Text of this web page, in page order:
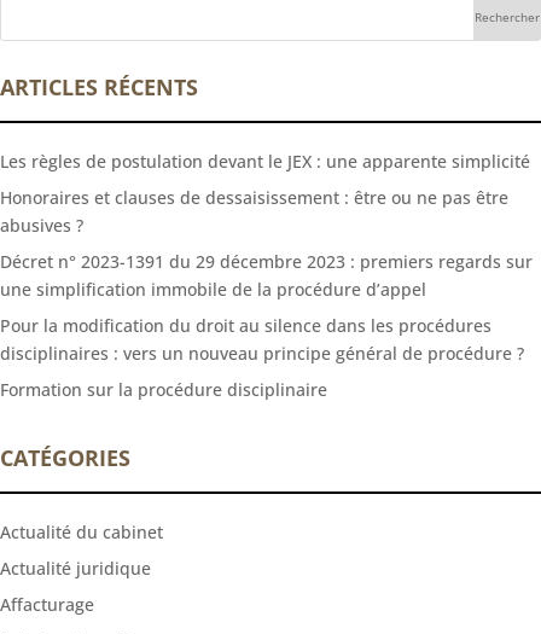
ARTICLES RÉCENTS
Les règles de postulation devant le JEX : une apparente simplicité
Honoraires et clauses de dessaisissement : être ou ne pas être
abusives ?
Décret n° 2023-1391 du 29 décembre 2023 : premiers regards sur
une simplification immobile de la procédure d’appel
Pour la modification du droit au silence dans les procédures
disciplinaires : vers un nouveau principe général de procédure ?
Formation sur la procédure disciplinaire
CATÉGORIES
Actualité du cabinet
Actualité juridique
Affacturage